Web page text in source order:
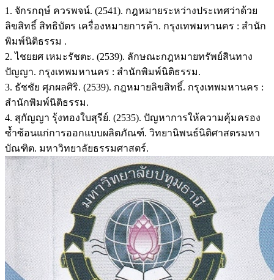
1. จักรกฤษ์ ควรพจน์. (2541). กฎหมายระหว่างประเทศว่าด้วย
ลิขสิทธิ์ สิทธิบัตร เครื่องหมายการค้า. กรุงเทพมหานคร : สำนัก
พิมพ์นิติธรรม .
2. ไชยยศ เหมะรัชตะ. (2539). ลักษณะกฎหมายทรัพย์สินทาง
ปัญญา. กรุงเทพมหานคร : สำนักพิมพ์นิติธรรม.
3. ธัชชัย ศุภผลศิริ. (2539). กฎหมายลิขสิทธิ์. กรุงเทพมหานคร :
สำนักพิมพ์นิติธรรม.
4. สุกัญญา รุ้งทองใบสุรีย์. (2535). ปัญหาการให้ความคุ้มครอง
ซ้ำซ้อนแก่การออกแบบผลิตภัณฑ์. วิทยานิพนธ์นิติศาสตรมหา
บัณฑิต. มหาวิทยาลัยธรรมศาสตร์.